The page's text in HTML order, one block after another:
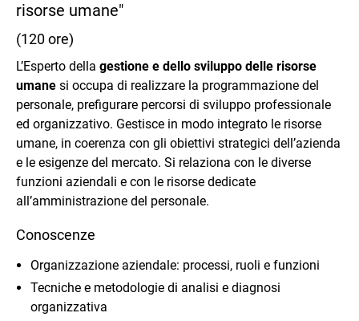
risorse umane"
(120 ore)
L’Esperto della gestione e dello sviluppo delle risorse
umane si occupa di realizzare la programmazione del
personale, prefigurare percorsi di sviluppo professionale
ed organizzativo. Gestisce in modo integrato le risorse
umane, in coerenza con gli obiettivi strategici dell’azienda
e le esigenze del mercato. Si relaziona con le diverse
funzioni aziendali e con le risorse dedicate
all’amministrazione del personale.
Conoscenze
Organizzazione aziendale: processi, ruoli e funzioni
Tecniche e metodologie di analisi e diagnosi
organizzativa